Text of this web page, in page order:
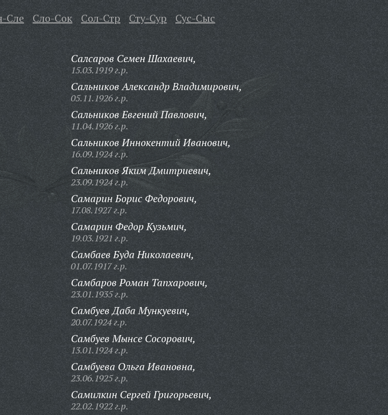
Сле Сло-Сок Сол-Стр Сту-Сур Сус-Сыс
Салсаров Семен Шахаевич,
15.03.1919 г.р.
Сальников Александр Владимирович,
05.11.1926 г.р.
Сальников Евгений Павлович,
11.04.1926 г.р.
Сальников Иннокентий Иванович,
16.09.1924 г.р.
Сальников Яким Дмитриевич,
23.09.1924 г.р.
Самарин Борис Федорович,
17.08.1927 г.р.
Самарин Федор Кузьмич,
19.03.1921 г.р.
Самбаев Буда Николаевич,
01.07.1917 г.р.
Самбаров Роман Тапхарович,
23.01.1935 г.р.
Самбуев Даба Мункуевич,
20.07.1924 г.р.
Самбуев Мынсе Сосорович,
13.01.1924 г.р.
Самбуева Ольга Ивановна,
23.06.1925 г.р.
Самилкин Сергей Григорьевич,
22.02.1922 г.р.